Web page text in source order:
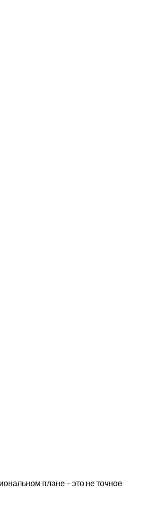
плане – это не точное